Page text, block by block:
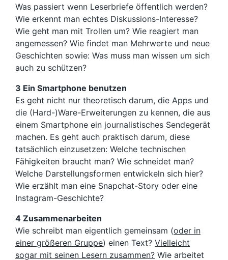
Was passiert wenn Leserbriefe öffentlich werden?
Wie erkennt man echtes Diskussions-Interesse?
Wie geht man mit Trollen um? Wie reagiert man
angemessen? Wie findet man Mehrwerte und neue
Geschichten sowie: Was muss man wissen um sich
auch zu schützen?
3 Ein Smartphone benutzen
Es geht nicht nur theoretisch darum, die Apps und
die (Hard-)Ware-Erweiterungen zu kennen, die aus
einem Smartphone ein journalistisches Sendegerät
machen. Es geht auch praktisch darum, diese
tatsächlich einzusetzen: Welche technischen
Fähigkeiten braucht man? Wie schneidet man?
Welche Darstellungsformen entwickeln sich hier?
Wie erzählt man eine Snapchat-Story oder eine
Instagram-Geschichte?
4 Zusammenarbeiten
Wie schreibt man eigentlich gemeinsam (oder in
einer größeren Gruppe) einen Text? Vielleicht
sogar mit seinen Lesern zusammen? Wie arbeitet